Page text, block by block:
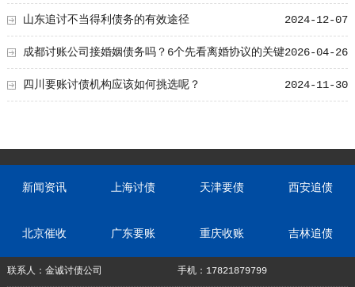
定他新住址 2024-12-07
山东追讨不当得利债务的有效途径
2026-04-26
成都讨账公司接婚姻债务吗？6个先看离婚协议的关键
点 2024-11-30
四川要账讨债机构应该如何挑选呢？
新闻资讯 上海讨债 天津要债 西安追债
北京催收 广东要账 重庆收账 吉林追债
联系人：金诚讨债公司 手机：17821879799